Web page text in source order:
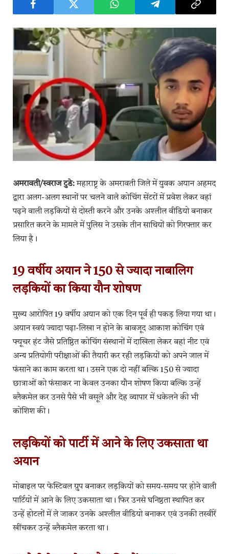
अमरावती/स्वराज टुडे:महाराष्ट्र के अमरावती जिले में युवक अयान अहमद
द्वारा अलग-अलग स्थानों पर चलने वाले कोचिंग सेंटरों में प्रवेश लेकर वहां
पढ़ने वाली लड़कियों से दोस्ती करने और उनके अश्लील वीडियो बनाकर
प्रसारित करने के मामले में पुलिस ने उसके तीन साथियों को गिरफ्तार कर
लिया है।
19 वर्षीय अयान ने 150 से ज्यादा नाबालिग
लड़कियों का किया यौन शोषण
मुख्य आरोपित 19 वर्षीय अयान को एक दिन पूर्व ही पकड़ लिया गया था।
अयान स्वयं ज्यादा पढ़ा-लिखा न होने के बावजूद आकाश कोचिंग एवं
फ्यूचर हंट जैसे प्रतिष्ठित कोचिंग संस्थानों में दाखिला लेकर वहां नीट एवं
अन्य प्रतियोगी परीक्षाओं की तैयारी कर रही लड़कियों को अपने जाल में
फंसाने का काम करता था। उसने एक दो नहीं बल्कि 150 से ज्यादा
छात्राओं को फंसाकर ना केवल उनका यौन शोषण किया बल्कि उन्हें
ब्लैकमेल कर उनसे पैसे भी वसूले और देह व्यापार में धकेलने की भी
कोशिश की।
लड़कियों को पार्टी में आने के लिए उकसाता था
अयान
मोबाइल पर फेस्टिवल ग्रुप बनाकर लड़कियों को समय-समय पर होने वाली
पार्टियों में आने के लिए उकसाता था। फिर उनसे घनिष्ठता स्थापित कर
उन्हें होटलों में ले जाकर उनके अश्लील वीडियो बनाकर एवं उनकी तस्वीरें
खींचकर उन्हें ब्लैकमेल करता था।